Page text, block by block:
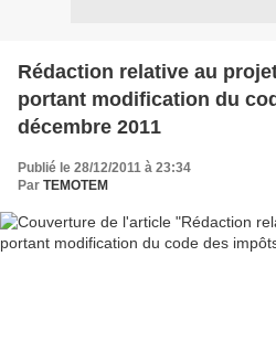
Rédaction relative au
portant modification du
décembre 2011
Publié le 28/12/2011 à 23:34
Par TEMOTEM